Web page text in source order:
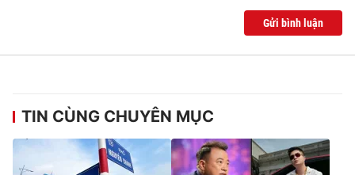
Gửi bình luận
TIN CÙNG CHUYÊN MỤC